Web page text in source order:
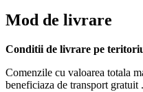
Mod de livrare
Conditii de livrare pe
Comenzile cu valoarea totala
beneficiaza de transport gratuit